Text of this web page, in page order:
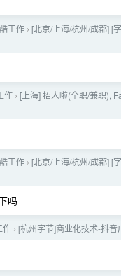
酷工作 › [北京/上海/杭州/成都] [
作 › [上海] 招人啦(全职/兼职),
酷工作 › [北京/上海/杭州/成都] [
吗
作 › [杭州字节]商业化技术-抖音